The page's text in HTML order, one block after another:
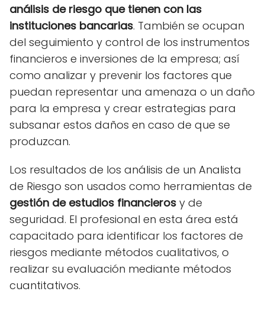
análisis de riesgo que tienen con las
instituciones bancarias. También se ocupan
del seguimiento y control de los instrumentos
financieros e inversiones de la empresa; así
como analizar y prevenir los factores que
puedan representar una amenaza o un daño
para la empresa y crear estrategias para
subsanar estos daños en caso de que se
produzcan.
Los resultados de los análisis de un Analista
de Riesgo son usados como herramientas de
gestión de estudios financieros y de
seguridad. El profesional en esta área está
capacitado para identificar los factores de
riesgos mediante métodos cualitativos, o
realizar su evaluación mediante métodos
cuantitativos.